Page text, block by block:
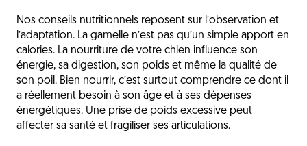
Nos conseils nutritionnels reposent sur l’observation et
l’adaptation. La gamelle n’est pas qu’un simple apport en
calories. La nourriture de votre chien influence son
énergie, sa digestion, son poids et même la qualité de
son poil. Bien nourrir, c’est surtout comprendre ce dont il
a réellement besoin à son âge et à ses dépenses
énergétiques. Une prise de poids excessive peut
affecter sa santé et fragiliser ses articulations.